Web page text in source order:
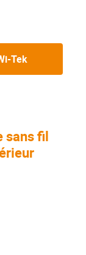
Tek
sans fil